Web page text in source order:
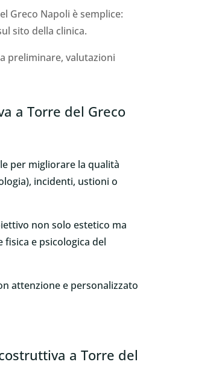
Greco Napoli è semplice:
sito della clinica.
preliminare, valutazioni
a Torre del Greco
per migliorare la qualità
incidenti, ustioni o
non solo estetico ma
e psicologica del
attenzione e personalizzato
a Torre del